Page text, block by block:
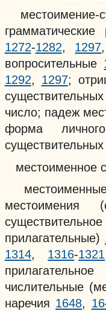
местоимение-
1272-1282, 1297
вопросительные
1292, 1297;
число; падеж
форма
местоименное
местоименные
местоимения
прилагательные)
1314, 1316-1321
числительные
наречия 1648,